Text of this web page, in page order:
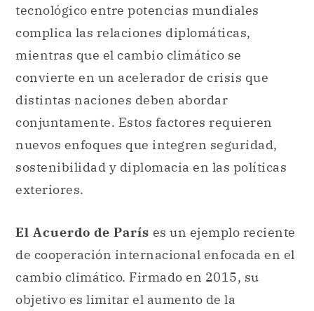
tecnológico entre potencias mundiales
complica las relaciones diplomáticas,
mientras que el cambio climático se
convierte en un acelerador de crisis que
distintas naciones deben abordar
conjuntamente. Estos factores requieren
nuevos enfoques que integren seguridad,
sostenibilidad y diplomacia en las políticas
exteriores.
El Acuerdo de París es un ejemplo reciente
de cooperación internacional enfocada en el
cambio climático. Firmado en 2015, su
objetivo es limitar el aumento de la